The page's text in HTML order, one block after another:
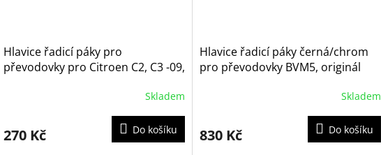
Hlavice řadicí páky pro
převodovky pro Citroen C2, C3 -09,
-08 a Expert (2403CX, 2403CZ,
2403EN, 13599326, 63SKV027)
Skladem
270 Kč Do košíku
Hlavice řadicí páky černá/chrom
pro převodovky BVM5, originál
Skladem
830 Kč Do košíku